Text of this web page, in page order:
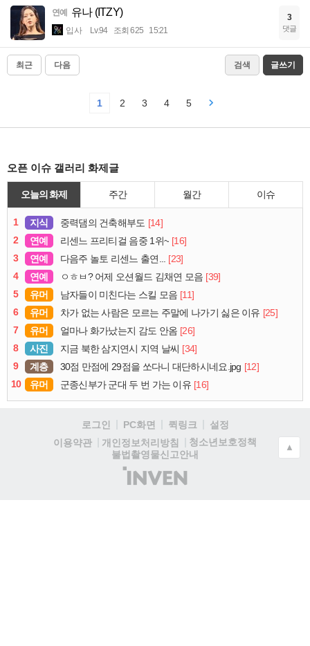
연예 유나 (ITZY)
입사 Lv.94 조회 625 15:21
3
댓글
최근 다음 검색 글쓰기
1 2 3 4 5
오픈 이슈 갤러리 화제글
오늘의 화제 주간 월간 이슈
1 지식 중력댐의 건축해부도 [14]
2
연예 리센느 프리티걸 음중 1위~ [16]
3
연예 다음주 놀토 리센느 출연...
[23]
4
연예 ㅇㅎㅂ? 어제 오션월드 김채연 모음 [39]
5
유머 남자들이 미친다는 스킬 모음 [11]
6
유머 차가 없는 사람은 모르는 주말에 나가기 싫은 이유 [25]
7
유머 얼마나 화가났는지 감도 안옴 [26]
8
사진 지금 북한 삼지연시 지역 날씨 [34]
9
계층 30점 만점에 29점을 쏘다니 대단하시네요.jpg [12]
10
유머 군종신부가 군대 두 번 가는 이유 [16]
로그인 PC화면 퀵링크
설정
이용약관
개인정보처리방침
청소년보호정책
불법촬영물신고안내
(주)
인
▲